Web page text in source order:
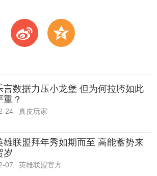
t z
言数据力压小龙堡 但为何拉胯如此
重？
24 真皮玩家
雄联盟拜年秀如期而至 高能蓄势来
岁
07 英雄联盟官方